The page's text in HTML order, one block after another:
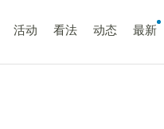
活动 看法 动态 最新